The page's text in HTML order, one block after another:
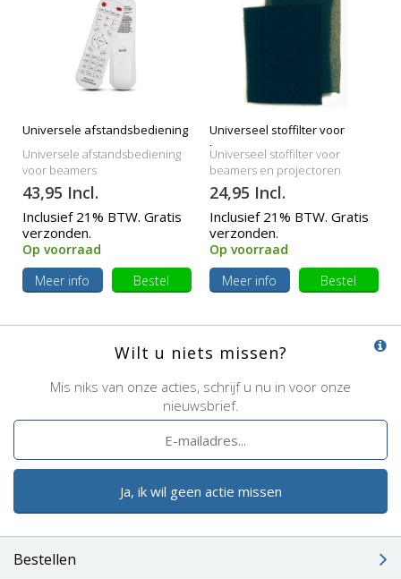
Universele afstandsbediening
Universele afstandsbediening
voor beamers
43,95 Incl.
Inclusief 21% BTW. Gratis
verzonden.
Op voorraad
Meer info
Bestel
Universeel stoffilter voor
beamers
Universeel stoffilter voor
beamers en projectoren
24,95 Incl.
Inclusief 21% BTW. Gratis
verzonden.
Op voorraad
Meer info
Bestel
Wilt u niets missen?
Mis niks van onze acties, schrijf u nu in voor onze
nieuwsbrief.
Ja, ik wil geen actie missen
Bestellen